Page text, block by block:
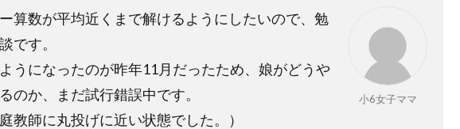
小6女子ママ
算数が平均近くまで解けるようにしたいので、勉
です。
うになったのが昨年11月だったため、娘がどうや
のか、まだ試行錯誤中です。
教師に丸投げに近い状態でした。）